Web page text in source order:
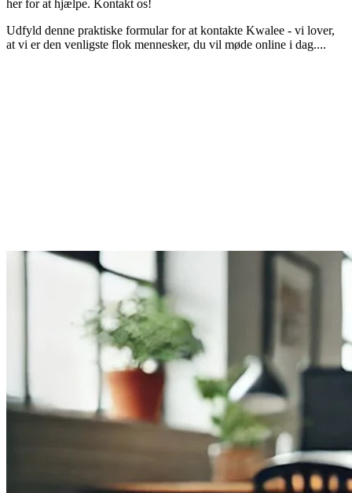
her for at hjælpe. Kontakt os!
Udfyld denne praktiske formular for at kontakte Kwalee - vi lover,
at vi er den venligste flok mennesker, du vil møde online i dag....